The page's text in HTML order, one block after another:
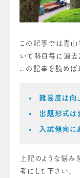
この記事では青
いて科目毎に過去
この記事を読めば
難易度は向
出題形式は
入試傾向に
上記のような悩
考にして下さい。